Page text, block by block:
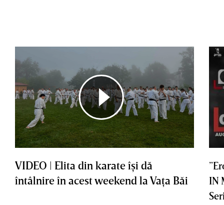
VIDEO | Elita din karate îşi dă
întâlnire în acest weekend la Vaţa Băi
IN